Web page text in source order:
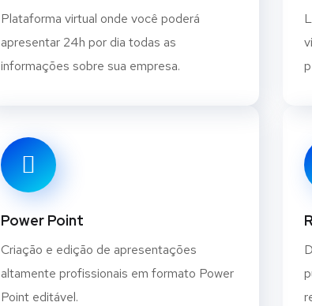
Plataforma virtual onde você poderá
apresentar 24h por dia todas as
informações sobre sua empresa.
Power Point
Criação e edição de apresentações
altamente profissionais em formato Power
Point editável.